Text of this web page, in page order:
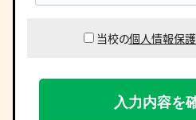
当校の個人情報保